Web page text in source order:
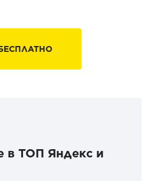
в ТОП Яндекс и